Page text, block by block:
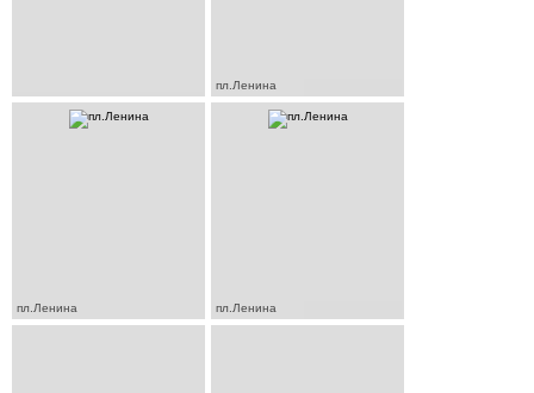
пл.Ленина
пл.Ленина пл.Ленина